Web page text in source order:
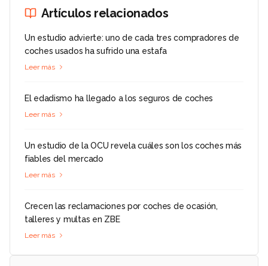
Artículos relacionados
Un estudio advierte: uno de cada tres compradores de
coches usados ha sufrido una estafa
Leer más
El edadismo ha llegado a los seguros de coches
Leer más
Un estudio de la OCU revela cuáles son los coches más
fiables del mercado
Leer más
Crecen las reclamaciones por coches de ocasión,
talleres y multas en ZBE
Leer más